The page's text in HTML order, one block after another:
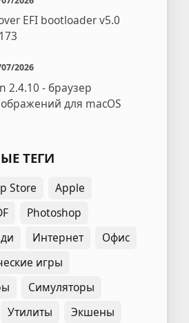
EFI bootloader v5.0
2026
2.4.10 - браузер
для macOS
ТЕГИ
Store
Apple
Photoshop
Интернет
Офис
игры
Симуляторы
Утилиты
Экшены